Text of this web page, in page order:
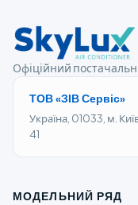
Офіційний
ТОВ «ЗІВ Сервіс»
Україна, 01033, м.
41
МОДЕЛЬНИЙ РЯД